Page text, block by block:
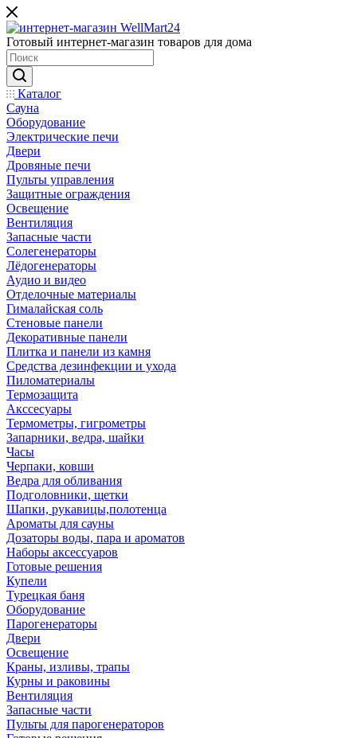
Готовый интернет-магазин товаров для дома
Каталог
Сауна
Оборудование
Электрические печи
Двери
Дровяные печи
Пульты управления
Защитные ограждения
Освещение
Вентиляция
Запасные части
Солегенераторы
Лёдогенераторы
Аудио и видео
Отделочные материалы
Гималайская соль
Стеновые панели
Декоративные панели
Плитка и панели из камня
Средства дезинфекции и ухода
Пиломатериалы
Термозащита
Аксcесуары
Термометры, гигрометры
Запарники, ведра, шайки
Часы
Черпаки, ковши
Ведра для обливания
Подголовники, щетки
Шапки, рукавицы,полотенца
Ароматы для сауны
Дозаторы воды, пара и ароматов
Наборы аксессуаров
Готовые решения
Купели
Турецкая баня
Оборудование
Парогенераторы
Двери
Освещение
Краны, изливы, трапы
Курны и раковины
Вентиляция
Запасные части
Пульты для парогенераторов